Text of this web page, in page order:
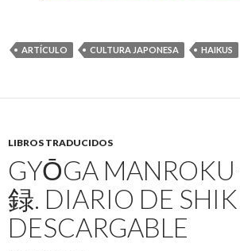
ARTÍCULO CULTURA JAPONESA HAIKUS
LIBROS TRADUCIDOS
GYŌGA
録. DIARIO DE
DESCARGABLE